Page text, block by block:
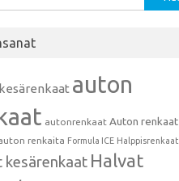
auton
autonrenkaat Auton renkaat
renkaita Formula ICE Halppisrenkaat
kesärenkaat Halvat